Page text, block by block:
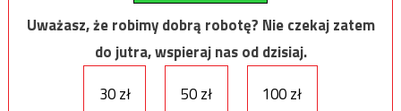
Uważasz, że robimy dobrą robotę? Nie czekaj zatem
do jutra, wspieraj nas od dzisiaj.
30 zł
50 zł 100 zł